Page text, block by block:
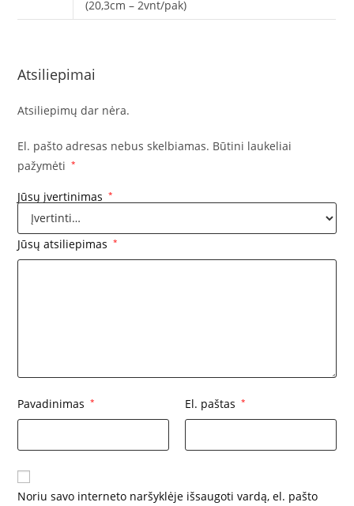
(20,3cm – 2vnt/pak)
Atsiliepimai
Atsiliepimų dar nėra.
El. pašto adresas nebus skelbiamas. Būtini laukeliai
pažymėti
*
Jūsų įvertinimas *
Jūsų atsiliepimas *
Pavadinimas * El. paštas *
Noriu savo interneto naršyklėje išsaugoti vardą, el. pašto